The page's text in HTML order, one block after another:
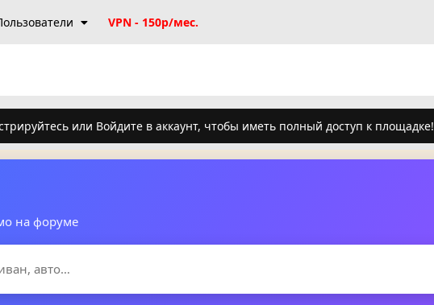
VPN - 150р/мес.
или Войдите в аккаунт, чтобы иметь полный доступ к площадке!
на форуме